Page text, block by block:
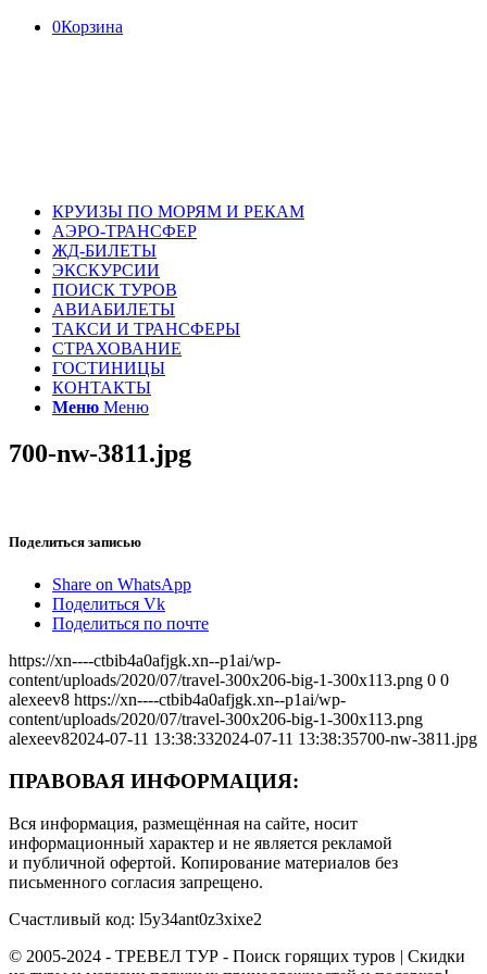
0Корзина
КРУИЗЫ ПО МОРЯМ И РЕКАМ
АЭРО-ТРАНСФЕР
ЖД-БИЛЕТЫ
ЭКСКУРСИИ
ПОИСК ТУРОВ
АВИАБИЛЕТЫ
ТАКСИ И ТРАНСФЕРЫ
СТРАХОВАНИЕ
ГОСТИНИЦЫ
КОНТАКТЫ
Меню Меню
700-nw-3811.jpg
Поделиться записью
Share on WhatsApp
Поделиться Vk
Поделиться по почте
https://xn----ctbib4a0afjgk.xn--p1ai/wp-
content/uploads/2020/07/travel-300x206-big-1-300x113.png 0 0
alexeev8 https://xn----ctbib4a0afjgk.xn--p1ai/wp-
content/uploads/2020/07/travel-300x206-big-1-300x113.png
alexeev82024-07-11 13:38:332024-07-11 13:38:35700-nw-3811.jpg
ПРАВОВАЯ ИНФОРМАЦИЯ:
Вся информация, размещённая на сайте, носит
информационный характер и не является рекламой
и публичной офертой. Копирование материалов без
письменного согласия запрещено.
Счастливый код: l5y34ant0z3xixe2
© 2005-2024 - ТРЕВЕЛ ТУР - Поиск горящих туров | Скидки